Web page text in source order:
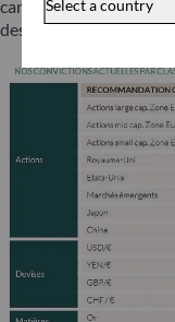
Select a country
campagne. C’est
des bandes-annonces